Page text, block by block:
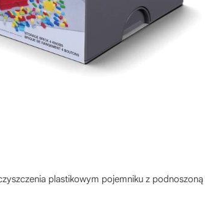
plastikowym pojemniku z